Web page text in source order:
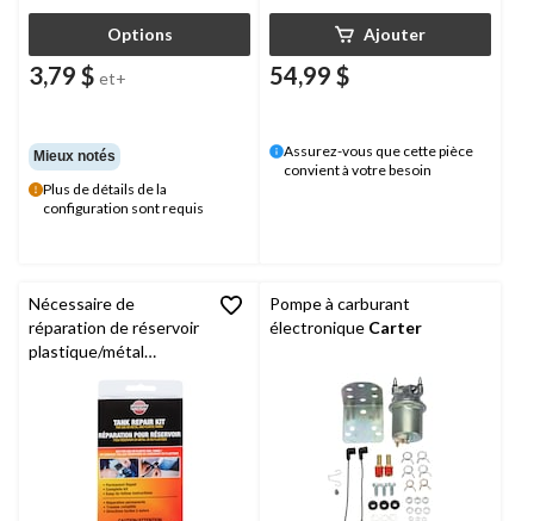
Options
3,79 $ et+
Mieux notés
Plus de détails de la
configuration sont requis
Ajouter
54,99 $
Assurez-vous que cette pièce
convient à votre besoin
Nécessaire de
réparation de réservoir
plastique/métal
Pompe à carburant
électronique Carter